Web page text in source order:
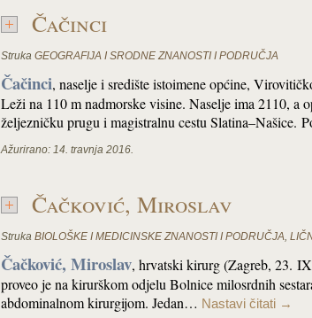
Čačinci
Struka GEOGRAFIJA I SRODNE ZNANOSTI I PODRUČJA
Čačinci, naselje i središte istoimene općine,
Leži na 110 m nadmorske visine. Naselje ima 2110, a
željezničku prugu i magistralnu cestu Slatina–Našice.
Ažurirano: 14. travnja 2016.
Čačković, Miroslav
Struka BIOLOŠKE I MEDICINSKE ZNANOSTI I PODRUČJA,
Čačković, Miroslav, hrvatski kirurg (Zagreb, 23.
proveo je na kirurškom odjelu Bolnice milosrdnih
abdominalnom kirurgijom. Jedan… Nastavi čitati →